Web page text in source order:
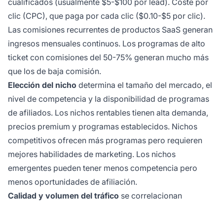
cualificados (usualmente $5-$100 por lead). Coste por
clic (CPC), que paga por cada clic ($0.10-$5 por clic).
Las comisiones recurrentes de productos SaaS generan
ingresos mensuales continuos. Los programas de alto
ticket con comisiones del 50-75% generan mucho más
que los de baja comisión.
Elección del nicho determina el tamaño del mercado, el
nivel de competencia y la disponibilidad de programas
de afiliados. Los nichos rentables tienen alta demanda,
precios premium y programas establecidos. Nichos
competitivos ofrecen más programas pero requieren
mejores habilidades de marketing. Los nichos
emergentes pueden tener menos competencia pero
menos oportunidades de afiliación.
Calidad y volumen del tráfico se correlacionan